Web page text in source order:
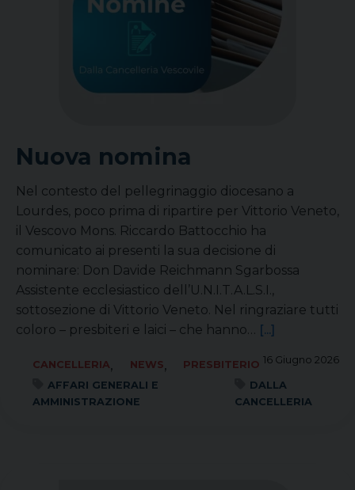
Nuova nomina
Nel contesto del pellegrinaggio diocesano a
Lourdes, poco prima di ripartire per Vittorio Veneto,
il Vescovo Mons. Riccardo Battocchio ha
comunicato ai presenti la sua decisione di
nominare: Don Davide Reichmann Sgarbossa
Assistente ecclesiastico dell’U.N.I.T.A.L.S.I.,
sottosezione di Vittorio Veneto. Nel ringraziare tutti
coloro – presbiteri e laici – che hanno… [...]
16 Giugno 2026
CANCELLERIA, NEWS,
PRESBITERIO
AFFARI GENERALI E
AMMINISTRAZIONE
DALLA
CANCELLERIA